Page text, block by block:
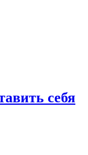
себя